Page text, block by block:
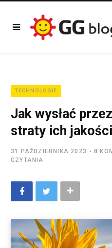
TECHNOLOGIE
Jak wysłać
straty ich jakości
31 PAŹDZIERNIKA 2023 8
CZYTANIA